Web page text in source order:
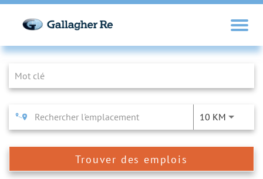
Job Search Page
10 KM
Trouver des emplois